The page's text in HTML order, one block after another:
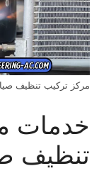
مركز تركيب تنظيف
خدمات
تنظيف